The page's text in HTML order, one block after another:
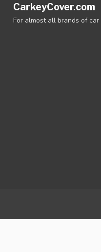
CarkeyCover.com
For almost all brands of car